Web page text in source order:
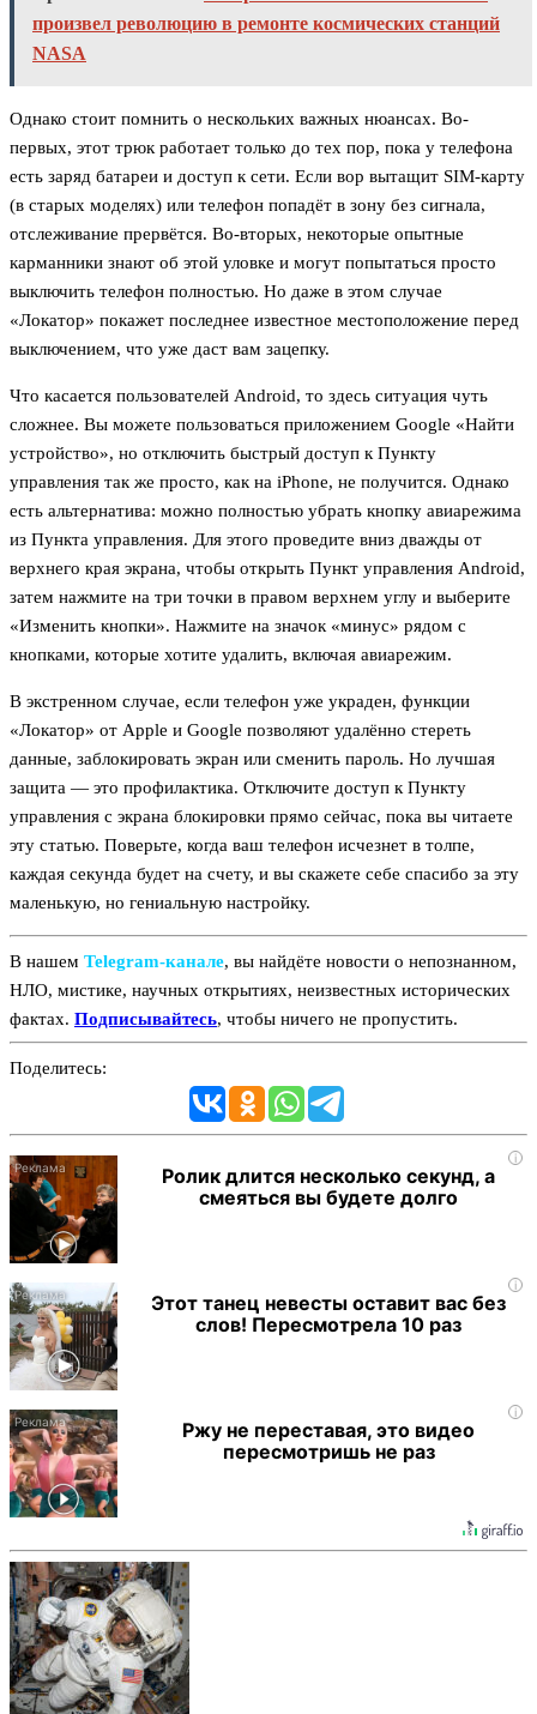
произвел революцию в ремонте космических станций
NASA
Однако стоит помнить о нескольких важных нюансах. Во-
первых, этот трюк работает только до тех пор, пока у телефона
есть заряд батареи и доступ к сети. Если вор вытащит SIM-карту
(в старых моделях) или телефон попадёт в зону без сигнала,
отслеживание прервётся. Во-вторых, некоторые опытные
карманники знают об этой уловке и могут попытаться просто
выключить телефон полностью. Но даже в этом случае
«Локатор» покажет последнее известное местоположение перед
выключением, что уже даст вам зацепку.
Что касается пользователей Android, то здесь ситуация чуть
сложнее. Вы можете пользоваться приложением Google «Найти
устройство», но отключить быстрый доступ к Пункту
управления так же просто, как на iPhone, не получится. Однако
есть альтернатива: можно полностью убрать кнопку авиарежима
из Пункта управления. Для этого проведите вниз дважды от
верхнего края экрана, чтобы открыть Пункт управления Android,
затем нажмите на три точки в правом верхнем углу и выберите
«Изменить кнопки». Нажмите на значок «минус» рядом с
кнопками, которые хотите удалить, включая авиарежим.
В экстренном случае, если телефон уже украден, функции
«Локатор» от Apple и Google позволяют удалённо стереть
данные, заблокировать экран или сменить пароль. Но лучшая
защита — это профилактика. Отключите доступ к Пункту
управления с экрана блокировки прямо сейчас, пока вы читаете
эту статью. Поверьте, когда ваш телефон исчезнет в толпе,
каждая секунда будет на счету, и вы скажете себе спасибо за эту
маленькую, но гениальную настройку.
В нашем Telegram‑канале, вы найдёте новости о непознанном,
НЛО, мистике, научных открытиях, неизвестных исторических
фактах. Подписывайтесь, чтобы ничего не пропустить.
Поделитесь:
i
Ролик длится несколько секунд, а
смеяться вы будете долго
i
Этот танец невесты оставит вас без
слов! Пересмотрела 10 раз
i
Ржу не переставая, это видео
пересмотришь не раз